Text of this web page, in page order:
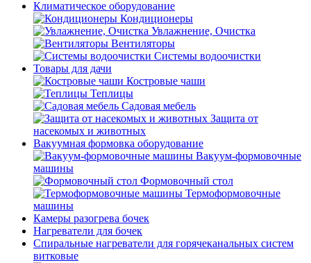
Климатическое оборудование
Кондиционеры
Увлажнение, Очистка
Вентиляторы
Системы водоочистки
Товары для дачи
Костровые чаши
Теплицы
Садовая мебель
Защита от
насекомых и животных
Вакуумная формовка оборудование
Вакуум-формовочные
машины
Формовочный стол
Термоформовочные
машины
Камеры разогрева бочек
Нагреватели для бочек
Спиральные нагреватели для горячеканальных систем
витковые